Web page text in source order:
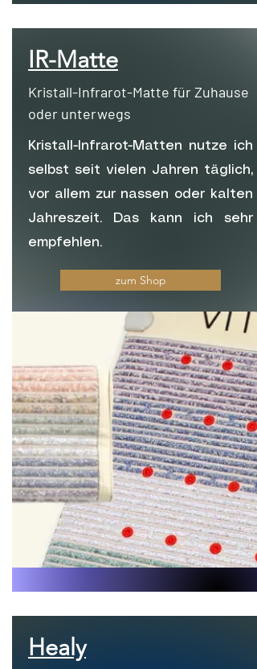
IR-Matte
Kristall-Infrarot-Matte für Zuhause
oder unterwegs
Kristall-Infrarot-Matten nutze ich
selbst seit vielen Jahren täglich,
vor allem zur nassen oder kalten
Jahreszeit. Das kann ich sehr
empfehlen.
zum Shop
Healy